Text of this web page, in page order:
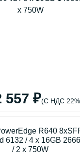
557 ₽(С НДС
R640
6132 / 4 x 16GB
/ 2 x 750W